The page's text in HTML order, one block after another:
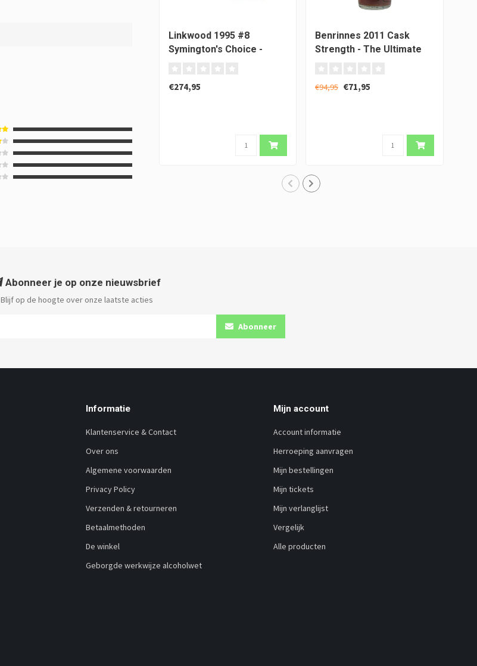
Linkwood 1995 #8
Symington's Choice -
€274,95
Benrinnes 2011 Cask
Strength - The Ultimate
€94,95 €71,95
Abonneer je op onze nieuwsbrief
Blijf op de hoogte over onze laatste acties
Abonneer
Informatie
Klantenservice & Contact
Over ons
Algemene voorwaarden
Privacy Policy
Verzenden & retourneren
Betaalmethoden
De winkel
Geborgde werkwijze alcoholwet
Mijn account
Account informatie
Herroeping aanvragen
Mijn bestellingen
Mijn tickets
Mijn verlanglijst
Vergelijk
Alle producten